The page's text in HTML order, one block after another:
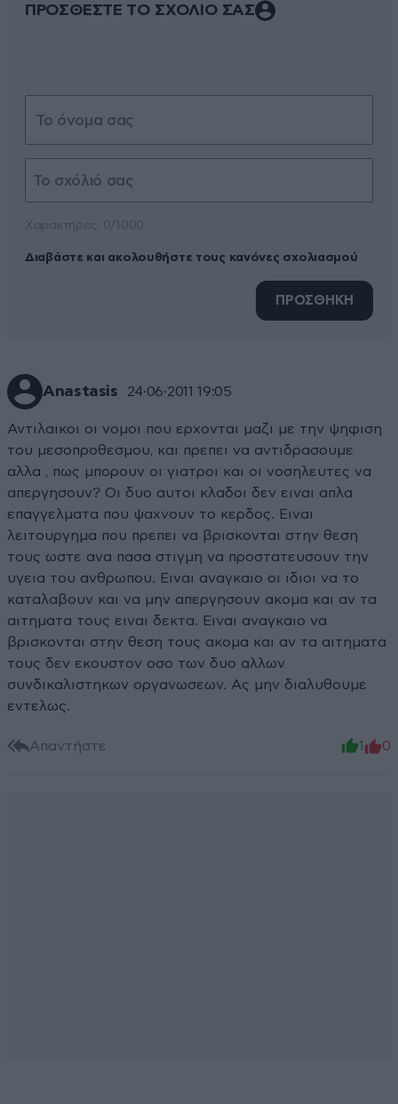
ΠΡΟΣΘΕΣΤΕ ΤΟ ΣΧΟΛΙΟ ΣΑΣ
Διαβάστε και ακολουθήστε τους κανόνες σχολιασμού
ΠΡΟΣΘΗΚΗ
Anastasis 24·06·2011 19:05
Αντιλαικοι οι νομοι που ερχονται μαζι με την ψηφιση
του μεσοπροθεσμου, και πρεπει να αντιδρασουμε
αλλα , πως μπορουν οι γιατροι και οι νοσηλευτες να
απεργησουν? Οι δυο αυτοι κλαδοι δεν ειναι απλα
επαγγελματα που ψαχνουν το κερδος. Ειναι
λειτουργημα που πρεπει να βρισκονται στην θεση
τους ωστε ανα πασα στιγμη να προστατευσουν την
υγεια του ανθρωπου. Ειναι αναγκαιο οι ιδιοι να το
καταλαβουν και να μην απεργησουν ακομα και αν τα
αιτηματα τους ειναι δεκτα. Ειναι αναγκαιο να
βρισκονται στην θεση τους ακομα και αν τα αιτηματα
τους δεν εκουστον οσο των δυο αλλων
συνδικαλιστηκων οργανωσεων. Ας μην διαλυθουμε
εντελως.
Απαντήστε 1 0